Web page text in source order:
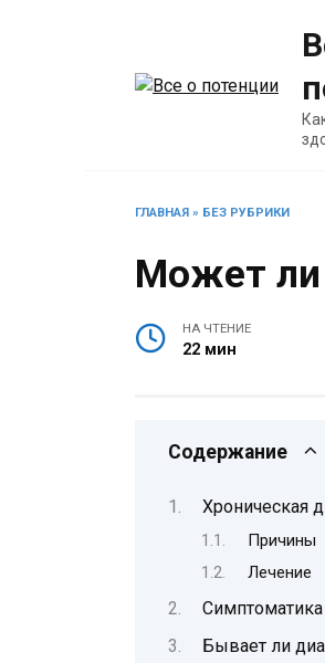
ГЛАВНАЯ » БЕЗ РУБРИКИ
Может ли
НА ЧТЕНИЕ
22 мин
Содержание
Хроническая
Причины
Лечение
Симптоматика
Бывает ли